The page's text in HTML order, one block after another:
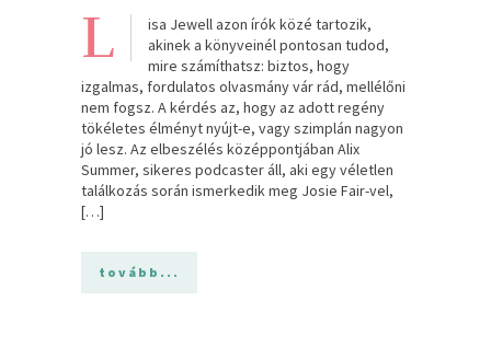
L
isa Jewell azon írók közé tartozik,
akinek a könyveinél pontosan tudod,
mire számíthatsz: biztos, hogy
izgalmas, fordulatos olvasmány vár rád, mellélőni
nem fogsz. A kérdés az, hogy az adott regény
tökéletes élményt nyújt-e, vagy szimplán nagyon
jó lesz. Az elbeszélés középpontjában Alix
Summer, sikeres podcaster áll, aki egy véletlen
találkozás során ismerkedik meg Josie Fair-vel,
[…]
tovább...